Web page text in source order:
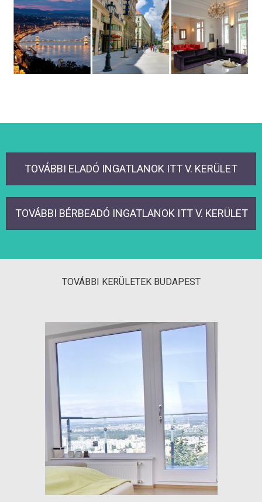
TOVÁBBI ELADÓ INGATLANOK ITT V. KERÜLET
TOVÁBBI BÉRBEADÓ INGATLANOK ITT V. KERÜLET
TOVÁBBI KERÜLETEK BUDAPEST